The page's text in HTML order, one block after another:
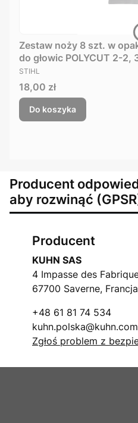
Zestaw noży 8 szt. w
do głowic
PRODUCENT
STIHL
Cena
18,00 zł
Do koszyka
Producent
aby rozwinąć
Producent
KUHN SAS
4 Impasse des
67700 Saverne, Francja
+48 61 81 74 534
kuhn.polska@kuhn.com
Zgłoś problem z